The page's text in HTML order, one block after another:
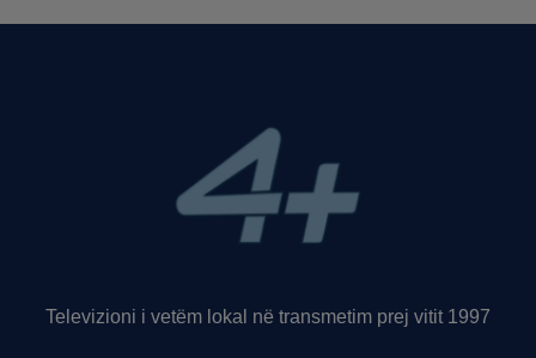
Televizioni i vetëm lokal në transmetim prej vitit 1997